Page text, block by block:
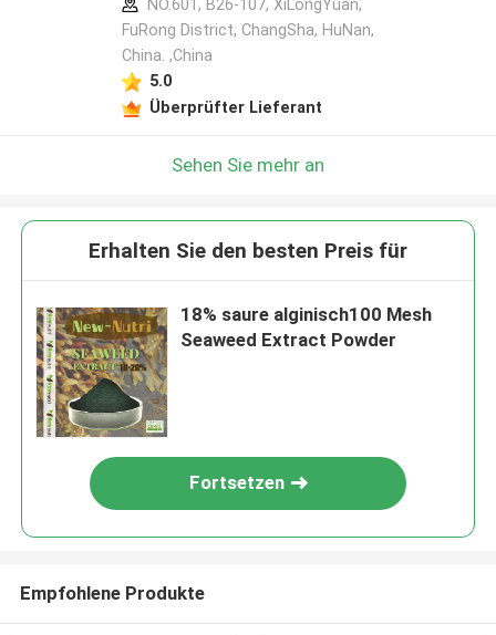
NO.601, B26-107, XiLongYuan,
FuRong District, ChangSha, HuNan,
China. ,China
5.0
Überprüfter Lieferant
Sehen Sie mehr an
Erhalten Sie den besten Preis für
18% saure alginisch100 Mesh
Seaweed Extract Powder
Fortsetzen
Empfohlene Produkte